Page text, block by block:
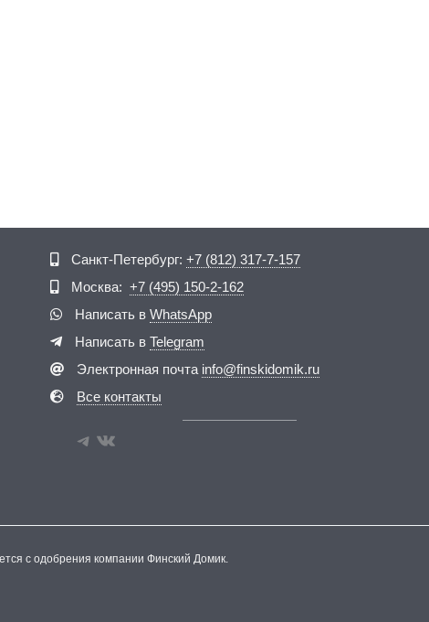
Санкт-Петербург:+7 (812) 317-7-157
Москва:+7 (495) 150-2-162
Написать вWhatsApp
Написать вTelegram
Электронная почта info@finskidomik.ru
Все контакты
с одобрения компании Финский Домик.